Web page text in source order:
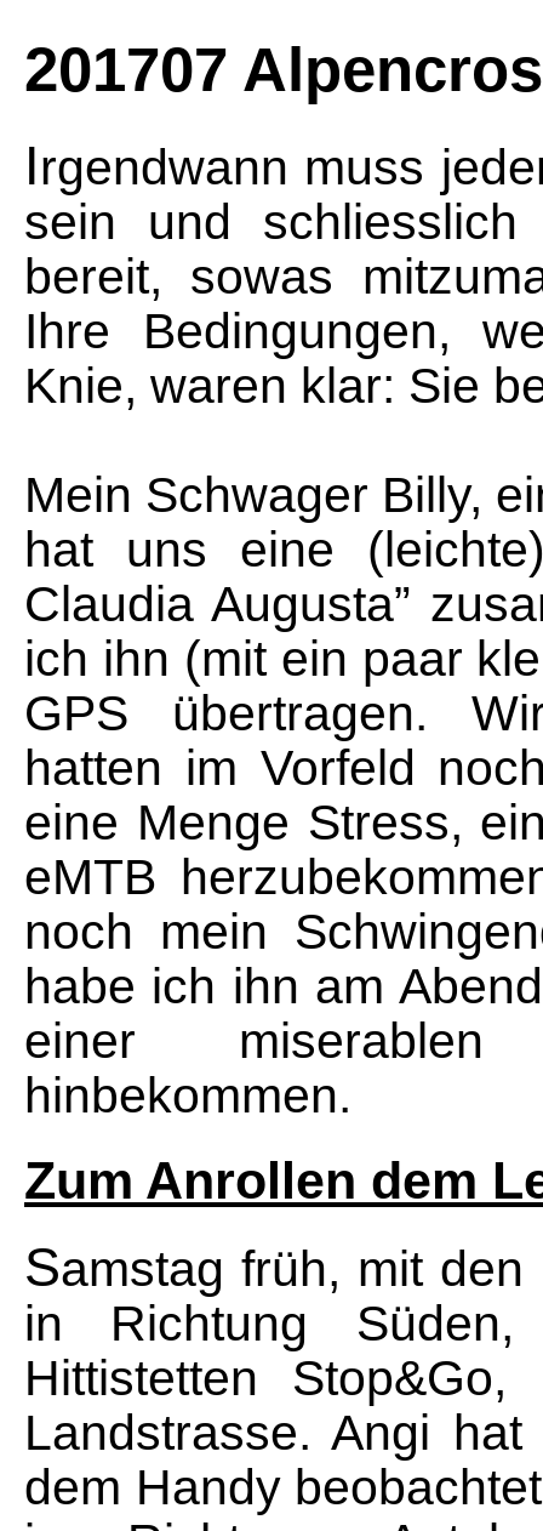
201707
Irgendwann muss
sein und
bereit, sowas
Ihre Bedingungen,
Knie, waren klar: Sie
Mein Schwager Billy,
hat uns eine
Claudia Augusta”
ich ihn (mit ein paar
GPS übertragen.
hatten im Vorfeld
eine Menge Stress,
eMTB
noch mein
habe ich ihn am
einer miserablen
hinbekommen.
Zum Anrollen dem
Samstag früh, mit
in Richtung
Hittistetten
Landstrasse. Angi
dem Handy